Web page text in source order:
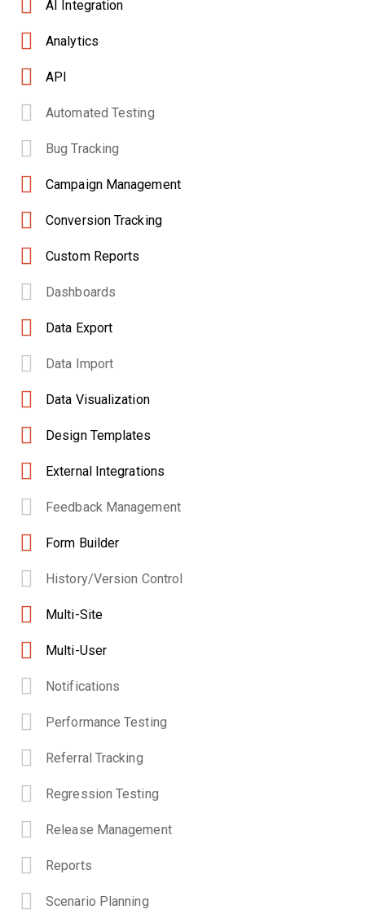
AI Integration
Analytics
API
Automated Testing
Bug Tracking
Campaign Management
Conversion Tracking
Custom Reports
Dashboards
Data Export
Data Import
Data Visualization
Design Templates
External Integrations
Feedback Management
Form Builder
History/Version Control
Multi-Site
Multi-User
Notifications
Performance Testing
Referral Tracking
Regression Testing
Release Management
Reports
Scenario Planning